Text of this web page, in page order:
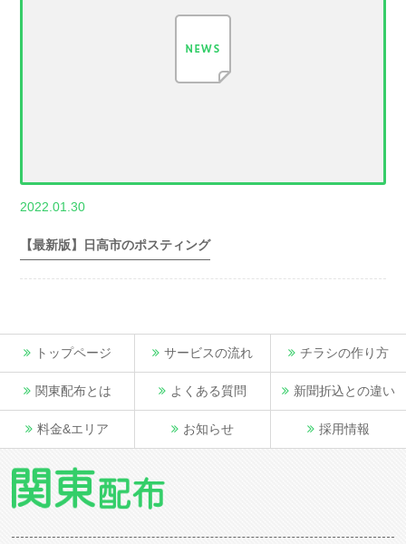
2022.01.30
【最新版】日高市のポスティング
トップページ
関東配布とは
料金&エリア
サービスの流れ
よくある質問
お知らせ
チラシの作り方
新聞折込との違い
採用情報